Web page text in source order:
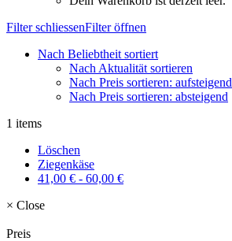
Filter schliessenFilter öffnen
Nach Beliebtheit sortiert
Nach Aktualität sortieren
Nach Preis sortieren: aufsteigend
Nach Preis sortieren: absteigend
1 items
Löschen
Ziegenkäse
41,00 € - 60,00 €
× Close
Preis